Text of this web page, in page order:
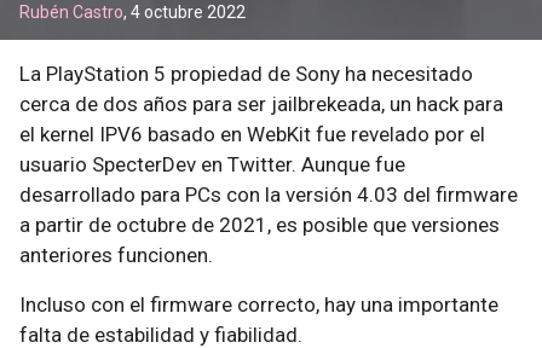
Rubén Castro, 4 octubre 2022
La PlayStation 5 propiedad de Sony ha necesitado
cerca de dos años para ser jailbrekeada, un hack para
el kernel IPV6 basado en WebKit fue revelado por el
usuario SpecterDev en Twitter. Aunque fue
desarrollado para PCs con la versión 4.03 del firmware
a partir de octubre de 2021, es posible que versiones
anteriores funcionen.
Incluso con el firmware correcto, hay una importante
falta de estabilidad y fiabilidad.